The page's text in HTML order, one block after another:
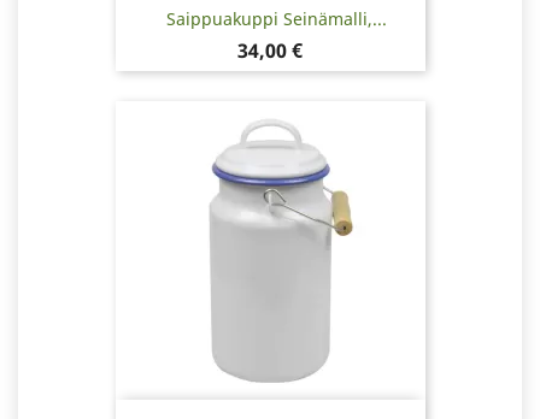
Saippuakuppi Seinämalli,...
Hinta
34,00 €